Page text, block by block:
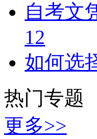
自考文
12
如何选
热门专题
更多>>